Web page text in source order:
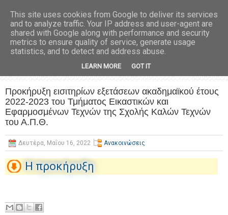
Προκήρυξη εισιτηρίων εξετάσεων ακαδημαϊκού έτους
2022-2023 του Τμήματος Εικαστικών και
Εφαρμοσμένων Τεχνών της Σχολής Καλών Τεχνών
του Α.Π.Θ.
Δευτέρα, Μαΐου 16, 2022 Ανακοινώσεις
Η προκήρυξη
This site uses cookies from Google to deliver its services
and to analyze traffic. Your IP address and user-agent are
shared with Google along with performance and security
metrics to ensure quality of service, generate usage
statistics, and to detect and address abuse.
LEARN MORE GOT IT